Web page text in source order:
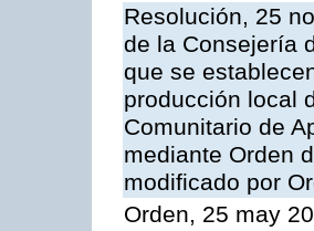
Resolución, 25
de la Consejería
que se
producción local
Comunitario de
mediante Orden
modificado por
Orden, 25 may